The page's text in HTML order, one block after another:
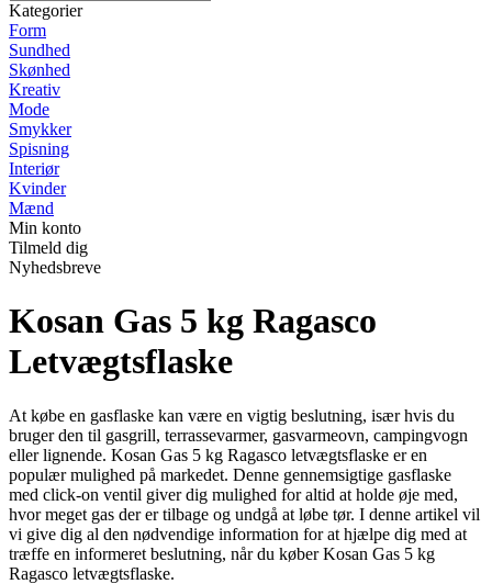
Kategorier
Form
Sundhed
Skønhed
Kreativ
Mode
Smykker
Spisning
Interiør
Kvinder
Mænd
Min konto
Tilmeld dig
Nyhedsbreve
Kosan Gas 5 kg Ragasco
Letvægtsflaske
At købe en gasflaske kan være en vigtig beslutning, især hvis du
bruger den til gasgrill, terrassevarmer, gasvarmeovn, campingvogn
eller lignende. Kosan Gas 5 kg Ragasco letvægtsflaske er en
populær mulighed på markedet. Denne gennemsigtige gasflaske
med click-on ventil giver dig mulighed for altid at holde øje med,
hvor meget gas der er tilbage og undgå at løbe tør. I denne artikel vil
vi give dig al den nødvendige information for at hjælpe dig med at
træffe en informeret beslutning, når du køber Kosan Gas 5 kg
Ragasco letvægtsflaske.